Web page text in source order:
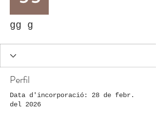
gg g
Perfil
Data d'incorporació: 28 de febr.
del 2026